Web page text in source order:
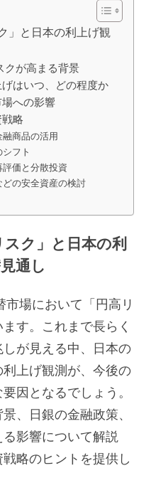
」と日本の利上げ観
クが高まる背景
はいつ、どの程度か
への影響
略
商品の活用
フト
価と分散投資
の安全資産の検討
ク」と日本の利
通し
場において「円高リ
す。これまで長らく
が見える中、日本の
上げ観測が、今後の
因となるでしょう。
、日銀の金融政策、
影響について解説
略のヒントを提供し